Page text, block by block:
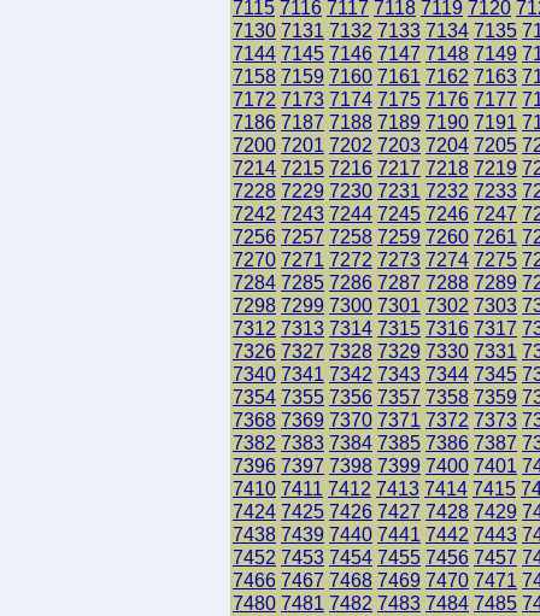
7115 7116 7117 7118 7119 7120
7130 7131 7132 7133 7134 7135
7144 7145 7146 7147 7148 7149
7158 7159 7160 7161 7162 7163
7172 7173 7174 7175 7176 7177
7186 7187 7188 7189 7190 7191
7200 7201 7202 7203 7204 7205
7214 7215 7216 7217 7218 7219
7228 7229 7230 7231 7232 7233
7242 7243 7244 7245 7246 7247
7256 7257 7258 7259 7260 7261
7270 7271 7272 7273 7274 7275
7284 7285 7286 7287 7288 7289
7298 7299 7300 7301 7302 7303
7312 7313 7314 7315 7316 7317
7326 7327 7328 7329 7330 7331
7340 7341 7342 7343 7344 7345
7354 7355 7356 7357 7358 7359
7368 7369 7370 7371 7372 7373
7382 7383 7384 7385 7386 7387
7396 7397 7398 7399 7400 7401
7410 7411 7412 7413 7414 7415
7424 7425 7426 7427 7428 7429
7438 7439 7440 7441 7442 7443
7452 7453 7454 7455 7456 7457
7466 7467 7468 7469 7470 7471
7480 7481 7482 7483 7484 7485